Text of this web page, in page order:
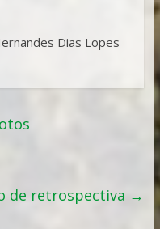
Dias Lopes
de retrospectiva →